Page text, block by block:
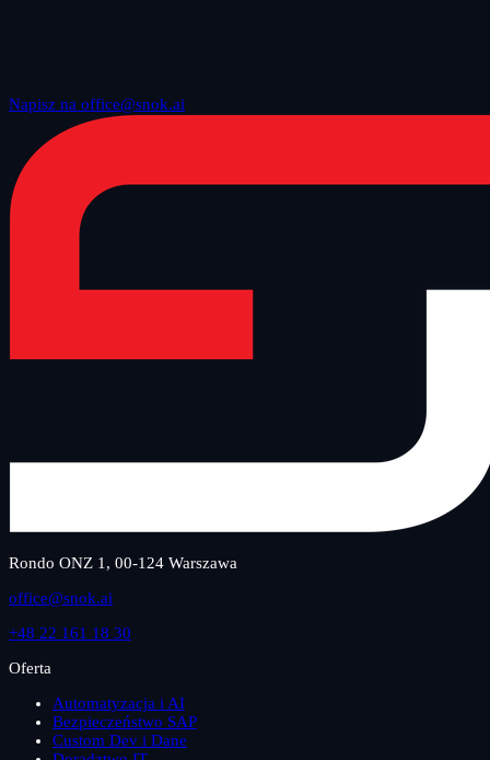
Napisz na office@snok.ai
Rondo ONZ 1, 00-124 Warszawa
office@snok.ai
+48 22 161 18 30
Oferta
Automatyzacja i AI
Bezpieczeństwo SAP
Custom Dev i Dane